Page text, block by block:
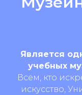
Является
учебных
Всем, кто
искусство,